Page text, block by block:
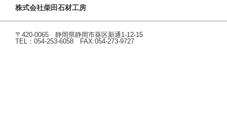
株式会社柴田石材工房
〒420-0065 静岡県静岡市葵区新通1-12-15
TEL：054-253-6058 FAX:054-273-9727